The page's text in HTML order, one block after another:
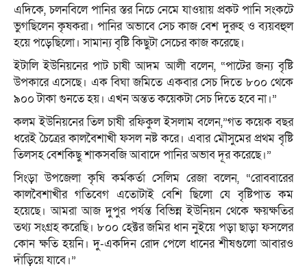
এদিকে, চলনবিলে পানির স্তর নিচে নেমে যাওয়ায় প্রকট পানি সংকটে
ভুগছিলেন কৃষকরা। পানির অভাবে সেচ কাজ বেশ দুরুহ ও ব্যয়বহুল
হয়ে পড়েছিলো। সামান্য বৃষ্টি কিছুটা সেচের কাজ করেছে।
ইটালি ইউনিয়নের পাট চাষী আদম আলী বলেন, “পাটের জন্য বৃষ্টি
উপকারে এসেছে। এক বিঘা জমিতে একবার সেচ দিতে ৮০০ থেকে
৯০০ টাকা গুনতে হয়। এখন অন্তত কয়েকটা সেচ দিতে হবে না।”
কলম ইউনিয়নের তিল চাষী রফিকুল ইসলাম বলেন,”গত কয়েক বছর
ধরেই চৈত্রের কালবৈশাখী ফসল নষ্ট করে। এবার মৌসুমের প্রথম বৃষ্টি
তিলসহ বেশকিছু শাকসবজি আবাদে পানির অভাব দূর করেছে।”
সিংড়া উপজেলা কৃষি কর্মকর্তা সেলিম রেজা বলেন, “রোববারের
কালবৈশাখীর গতিবেগ এতোটাই বেশি ছিলো যে বৃষ্টিপাত কম
হয়েছে। আমরা আজ দুপুর পর্যন্ত বিভিন্ন ইউনিয়ন থেকে ক্ষয়ক্ষতির
তথ্য সংগ্রহ করেছি। ৮০০ হেক্টর জমির ধান নুইয়ে পড়া ছাড়া ফসলের
কোন ক্ষতি হয়নি। দু-একদিন রোদ পেলে ধানের শীষগুলো আবারও
দাঁড়িয়ে যাবে।”